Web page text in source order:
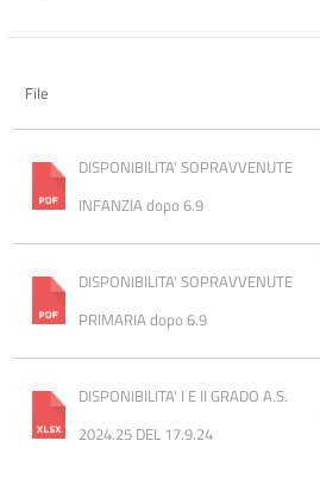
File
DISPONIBILITA' SOPRAVVENUTE
INFANZIA dopo 6.9
DISPONIBILITA' SOPRAVVENUTE
PRIMARIA dopo 6.9
DISPONIBILITA' I E II GRADO A.S.
2024.25 DEL 17.9.24